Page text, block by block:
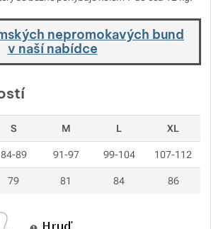
nepromokavých bund
v naší nabídce
S M L XL
84-89 91-97 99-104 107-112
79 81 84 86